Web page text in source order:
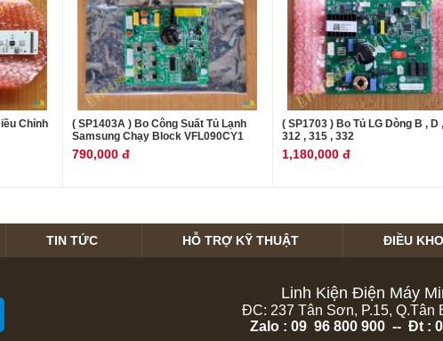
Chỉnh
( SP1403A ) Bo Công Suất Tủ Lạnh
Samsung Chạy Block VFL090CY1
790,000 đ
( SP1703 ) Bo Tủ LG Dòng B , D
312 , 315 , 332
1,180,000 đ
TIN TỨC HỖ TRỢ KỸ THUẬT ĐIỀU
Linh Kiện Điện Máy
ĐC: 237 Tân Sơn, P.15, Q.Tân
Zalo : 09 96 800 900 -- Đt :